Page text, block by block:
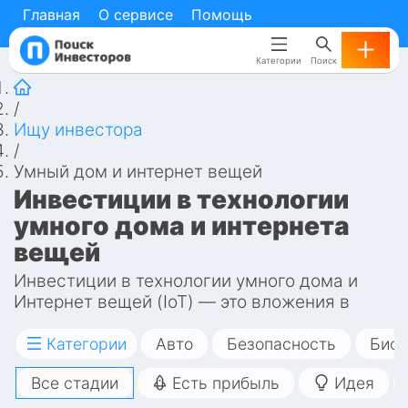
Главная О сервисе Помощь
Категории Поиск
Главная О сервисе Помощь
Категории Поиск
/
Ищу инвестора
/
Умный дом и интернет вещей
Инвестиции в технологии
умного дома и интернета
вещей
Инвестиции в технологии умного дома и
Интернет вещей (IoT) — это вложения в
автоматизации жилых и коммерческих
помещений, которые обеспечивают
управление освещением, климатом,
Категории Авто Безопасность
Все стадии Есть прибыль Идея